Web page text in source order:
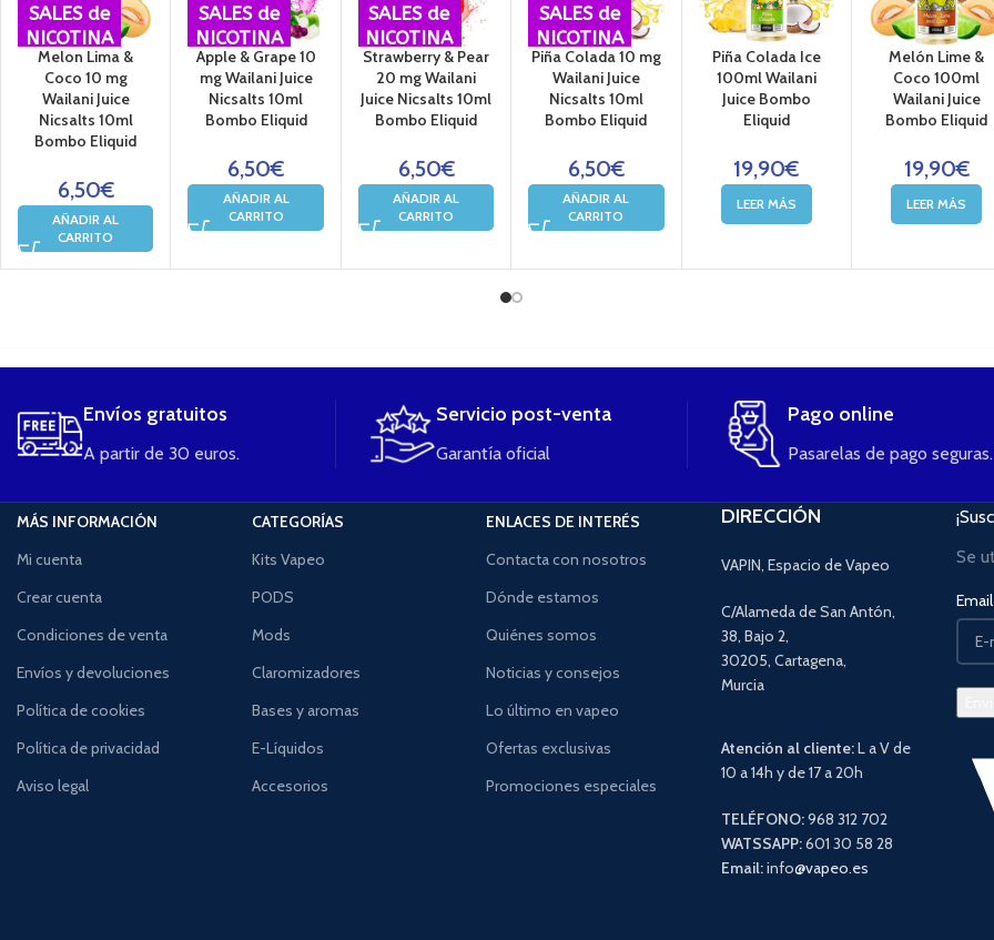
SALES de
NICOTINA
Melon Lima &
Coco 10 mg
Wailani Juice
Nicsalts 10ml
Bombo Eliquid
6,50€
AÑADIR AL
CARRITO
SALES de
NICOTINA
Apple & Grape 10
mg Wailani Juice
Nicsalts 10ml
Bombo Eliquid
6,50€
AÑADIR AL
CARRITO
SALES de
NICOTINA
Strawberry & Pear
20 mg Wailani
Juice Nicsalts 10ml
Bombo Eliquid
6,50€
AÑADIR AL
CARRITO
SALES de
NICOTINA
Piña Colada 10 mg
Wailani Juice
Nicsalts 10ml
Bombo Eliquid
6,50€
AÑADIR AL
CARRITO
Piña Colada Ice
100ml Wailani
Juice Bombo
Eliquid
19,90€
LEER MÁS
Melón Lime &
Coco 100ml
Wailani Juice
Bombo Eliquid
19,90€
LEER MÁS
Envíos gratuitos
A partir de 30 euros.
Servicio post-venta
Garantía oficial
Pago online
Pasarelas de pago seguras.
MÁS INFORMACIÓN
Mi cuenta
Crear cuenta
Condiciones de venta
Envíos y devoluciones
Política de cookies
Política de privacidad
Aviso legal
CATEGORÍAS
Kits Vapeo
PODS
Mods
Claromizadores
Bases y aromas
E-Líquidos
Accesorios
ENLACES DE INTERÉS
Contacta con nosotros
Dónde estamos
Quiénes somos
Noticias y consejos
Lo último en vapeo
Ofertas exclusivas
Promociones especiales
DIRECCIÓN
VAPIN, Espacio de Vapeo
C/Alameda de San Antón,
38, Bajo 2,
30205, Cartagena,
Murcia
Atención al cliente:L a V de
10 a 14h y de 17 a 20h
TELÉFONO:968 312 702
WATSSAPP:601 30 58 28
Email:info@vapeo.es
Se
Email